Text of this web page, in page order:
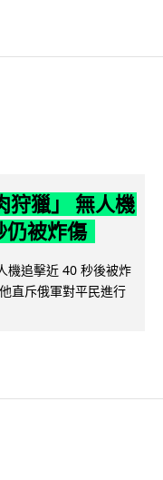
狩獵」 無人機
仍被炸傷
機追擊近 40 秒後被炸
直斥俄軍對平民進行